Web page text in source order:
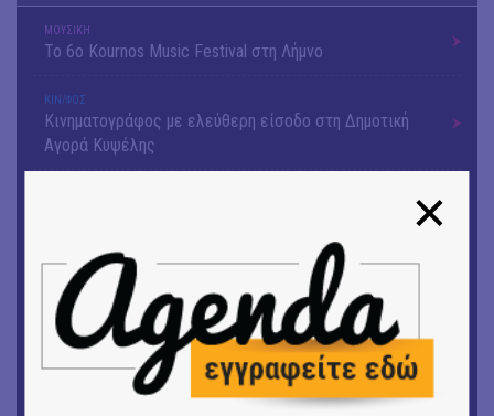
ΜΟΥΣΙΚΗ
Το 6ο Kournos Music Festival στη Λήμνο
ΚΙΝ/ΦΟΣ
Κινηματογράφος με ελεύθερη είσοδο στη Δημοτική
Αγορά Κυψέλης
ΕΙΚΑΣΤΙΚΑ
Ομαδική έκθεση | Προσωρινά για Πάντα
Αργύρης Ραλλιάς | Λιτανεία